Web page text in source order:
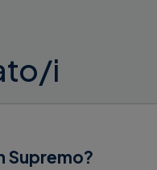
i
Supremo?